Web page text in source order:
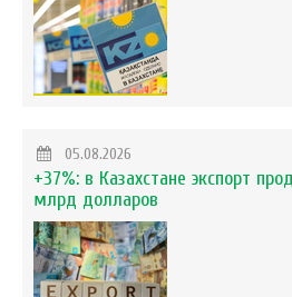
05.08.2026
+37%: в Казахстане экспорт
млрд долларов